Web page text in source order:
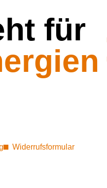
für
Widerrufsformular